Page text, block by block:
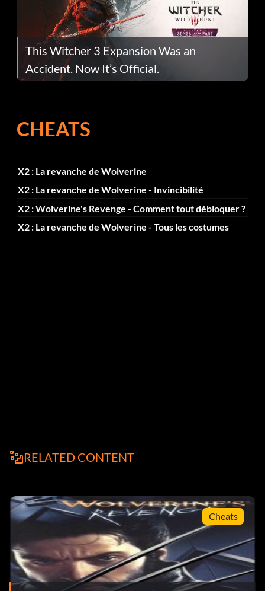
This Witcher 3 Expansion Was an
Accident. Now It’s Official.
CHEATS
X2 : La revanche de Wolverine
X2 : La revanche de Wolverine - Invincibilité
X2 : Wolverine's Revenge - Comment tout débloquer ?
X2 : La revanche de Wolverine - Tous les costumes
RELATED CONTENT
Cheats